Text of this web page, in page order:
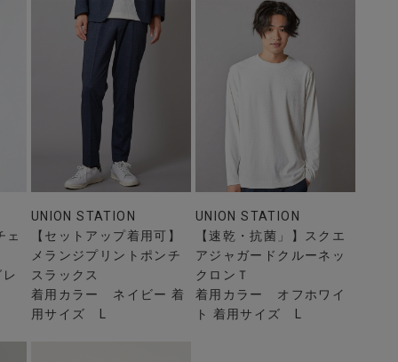
ェ
UNION STATION
【セットアップ着用可】
メランジプリントポンチ
スラックス
着用カラー ネイビー 着
用サイズ L
UNION STATION
【速乾・抗菌」】スクエ
アジャガードクルーネッ
クロンＴ
着用カラー オフホワイ
ト 着用サイズ L